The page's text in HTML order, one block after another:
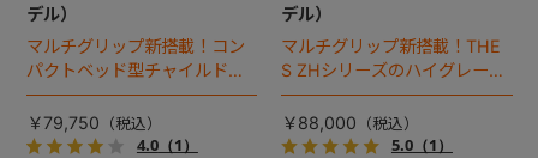
デル）
マルチグリップ新搭載！コン
パクトベッド型チャイルドシ
ート（2026年モデル）。
￥79,750
4.0（1）
デル）
マルチグリップ新搭載！THE
S ZHシリーズのハイグレード
モデル（2026年モデル）。
￥88,000
5.0（1）